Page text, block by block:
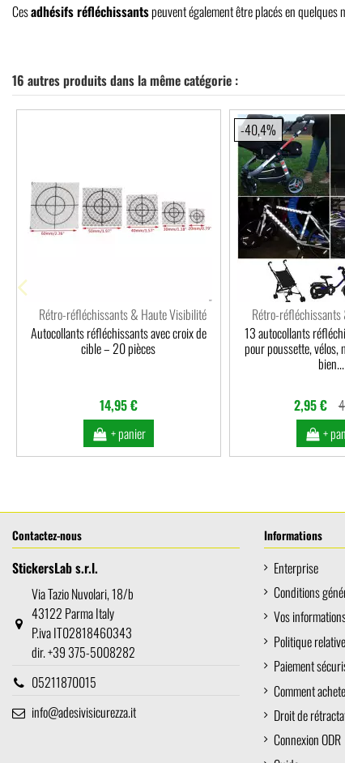
Cesadhésifs réfléchissantspeuvent également être placés en
16 autres produits dans la même catégorie :
Rétro-réfléchissants & Haute Visibilité
Autocollants réfléchissants avec croix de
cible – 20 pièces
14,95 €
+ panier
-40,4%
Rétro-
13 autocollants
pour poussette, vélos,
bien...
2,95 €
+
Contactez-nous
StickersLab s.r.l.
Via Tazio Nuvolari, 18/b
43122 Parma Italy
P.iva IT02818460343
dir. +39 375-5008282
05211870015
info@adesivisicurezza.it
Informations
Enterprise
Conditions
Vos
Politique
Paiement
Comment
Droit de
Connexion ODR